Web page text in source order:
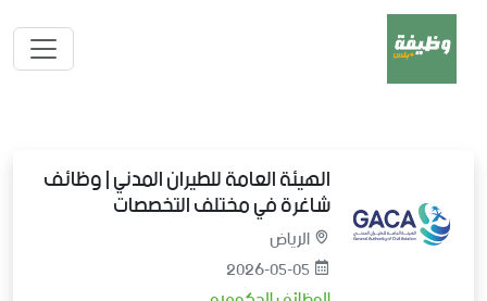
الهيئة العامة للطيران المدني | وظائف
شاغرة في مختلف التخصصات
الرياض
2026-05-05